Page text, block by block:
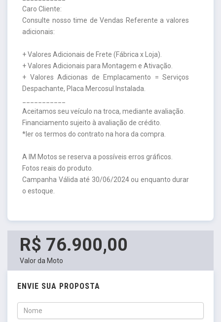
Caro Cliente:
Consulte nosso time de Vendas Referente a valores
adicionais:
+ Valores Adicionais de Frete (Fábrica x Loja).
+ Valores Adicionais para Montagem e Ativação.
+ Valores Adicionas de Emplacamento = Serviços
Despachante, Placa Mercosul Instalada.
Aceitamos seu veículo na troca, mediante avaliação.
Financiamento sujeito à avaliação de crédito.
*ler os termos do contrato na hora da compra.
A IM Motos se reserva a possíveis erros gráficos.
Fotos reais do produto.
Campanha Válida até 30/06/2024 ou enquanto durar
o estoque.
R$ 76.900,00
Valor da Moto
ENVIE SUA PROPOSTA